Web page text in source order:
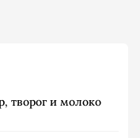
творог и молоко